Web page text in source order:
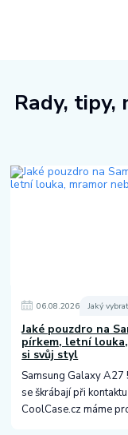
Rady, tipy,
06.08.2026 Jaký
Jaké pouzdro na
pírkem, letní
si svůj styl
Samsung Galaxy A27
se škrábají při
CoolCase.cz máme